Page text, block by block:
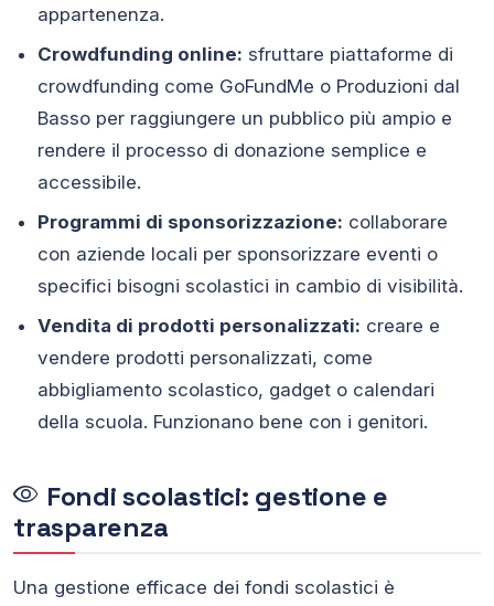
appartenenza.
Crowdfunding online: sfruttare piattaforme di
crowdfunding come GoFundMe o Produzioni dal
Basso per raggiungere un pubblico più ampio e
rendere il processo di donazione semplice e
accessibile.
Programmi di sponsorizzazione: collaborare
con aziende locali per sponsorizzare eventi o
specifici bisogni scolastici in cambio di visibilità.
Vendita di prodotti personalizzati: creare e
vendere prodotti personalizzati, come
abbigliamento scolastico, gadget o calendari
della scuola. Funzionano bene con i genitori.
Fondi scolastici: gestione e
trasparenza
Una gestione efficace dei fondi scolastici è